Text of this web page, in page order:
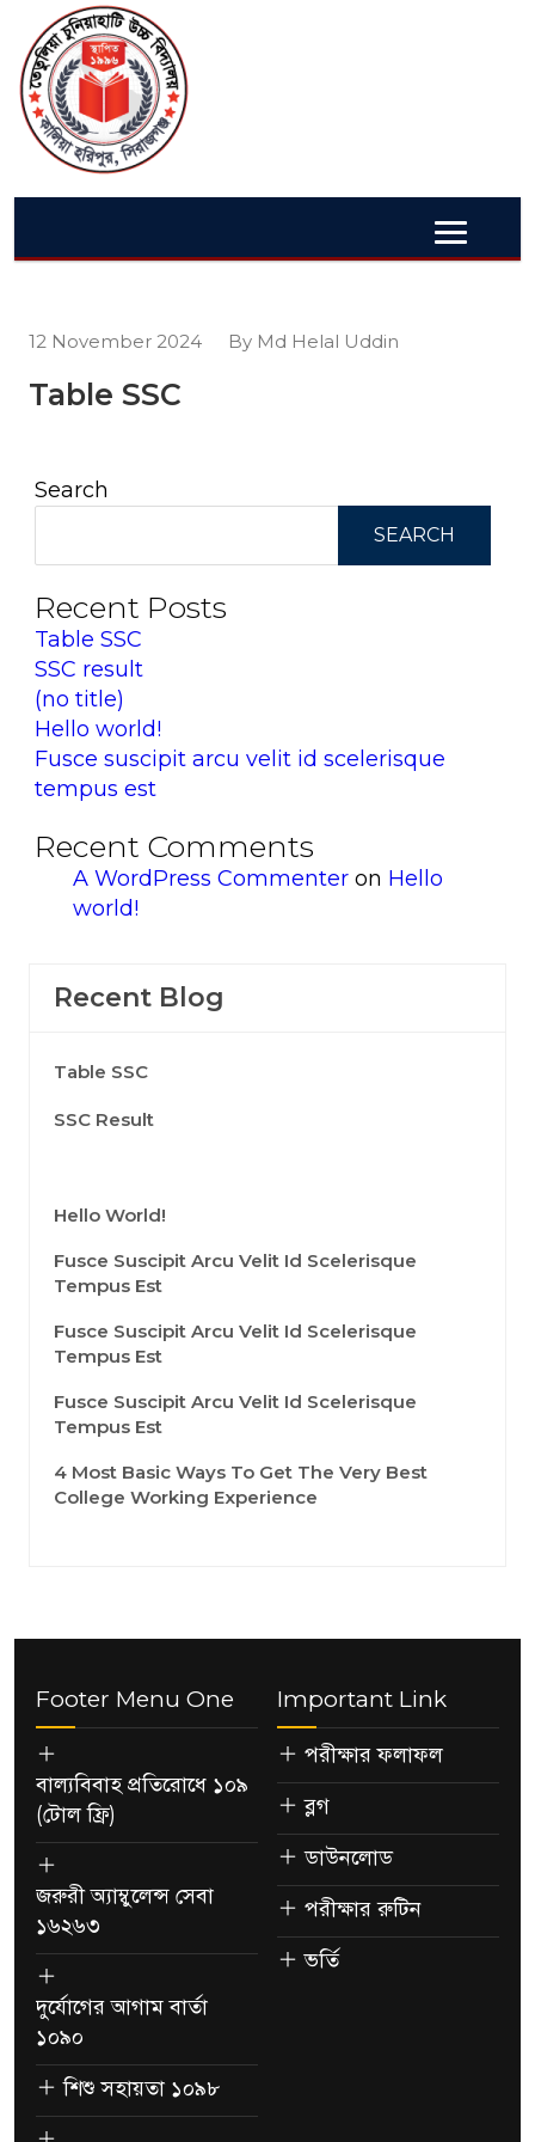
12 November 2024 By Md Helal Uddin
Table SSC
Search
SEARCH
Recent Posts
Table SSC
SSC result
(no title)
Hello world!
Fusce suscipit arcu velit id scelerisque
tempus est
Recent Comments
A WordPress Commenter on Hello
world!
Recent Blog
Table SSC
SSC Result
Hello World!
Fusce Suscipit Arcu Velit Id Scelerisque
Tempus Est
Fusce Suscipit Arcu Velit Id Scelerisque
Tempus Est
Fusce Suscipit Arcu Velit Id Scelerisque
Tempus Est
4 Most Basic Ways To Get The Very Best
College Working Experience
Footer Menu One
বাল্যবিবাহ প্রতিরোধে ১০৯
(টোল ফ্রি)
জরুরী অ্যাম্বুলেন্স সেবা
১৬২৬৩
দুর্যোগের আগাম বার্তা
১০৯০
শিশু সহায়তা ১০৯৮
Important Link
পরীক্ষার ফলাফল
ব্লগ
ডাউনলোড
পরীক্ষার রুটিন
ভর্তি